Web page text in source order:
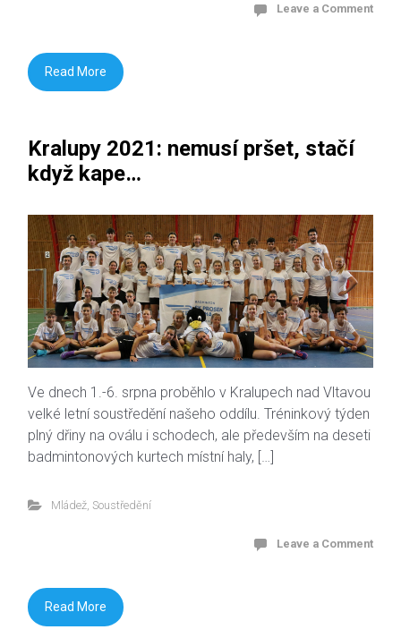
Leave a Comment
Read More
Kralupy 2021: nemusí pršet, stačí
když kape…
Ve dnech 1.-6. srpna proběhlo v Kralupech nad Vltavou
velké letní soustředění našeho oddílu. Tréninkový týden
plný dřiny na oválu i schodech, ale především na deseti
badmintonových kurtech místní haly, […]
Mládež, Soustředění
Leave a Comment
Read More